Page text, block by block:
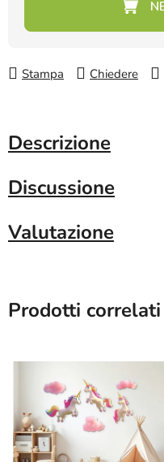
Stampa Chiedere
Descrizione
Discussione
Valutazione
Prodotti correlati